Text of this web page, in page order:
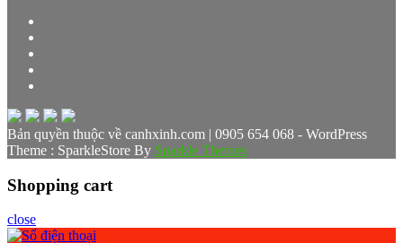
Bản quyền thuộc về canhxinh.com | 0905 654 068 - WordPress
Theme : SparkleStore By Sparkle Themes
Shopping cart
close